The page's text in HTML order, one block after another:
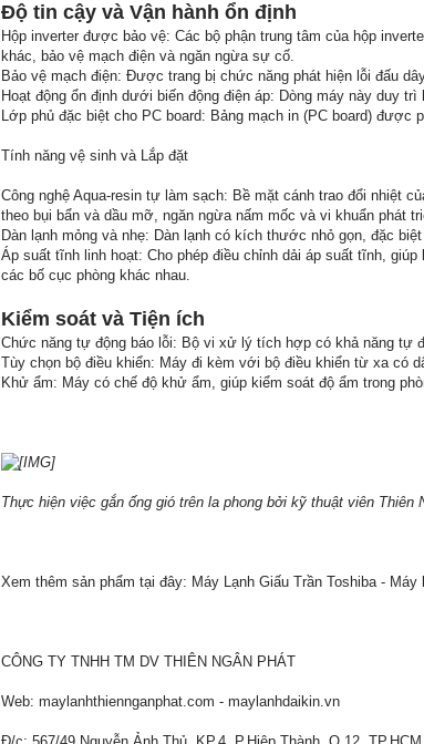
Độ tin cậy và Vận hành ổn định
Hộp inverter được bảo vệ: Các bộ phận trung tâm của hộp
khác, bảo vệ mạch điện và ngăn ngừa sự cố.
Bảo vệ mạch điện: Được trang bị chức năng phát hiện lỗi đấu
Hoạt động ổn định dưới biến động điện áp: Dòng máy này duy
Lớp phủ đặc biệt cho PC board: Bảng mạch in (PC board)
Tính năng vệ sinh và Lắp đặt
Công nghệ Aqua-resin tự làm sạch: Bề mặt cánh trao đổi nhiệt
theo bụi bẩn và dầu mỡ, ngăn ngừa nấm mốc và vi khuẩn phát
Dàn lạnh mỏng và nhẹ: Dàn lạnh có kích thước nhỏ gọn, đặc
Áp suất tĩnh linh hoạt: Cho phép điều chỉnh dải áp suất tĩnh,
các bố cục phòng khác nhau.
Kiểm soát và Tiện ích
Chức năng tự động báo lỗi: Bộ vi xử lý tích hợp có khả năng tự
Tùy chọn bộ điều khiển: Máy đi kèm với bộ điều khiển từ xa có
Khử ẩm: Máy có chế độ khử ẩm, giúp kiểm soát độ ẩm trong
Thực hiện việc gắn ống gió trên la phong bởi kỹ thuật viên Thiên
Xem thêm sản phẩm tại đây: Máy Lạnh Giấu Trần Toshiba - Máy
CÔNG TY TNHH TM DV THIÊN NGÂN PHÁT
Web: maylanhthiennganphat.com - maylanhdaikin.vn